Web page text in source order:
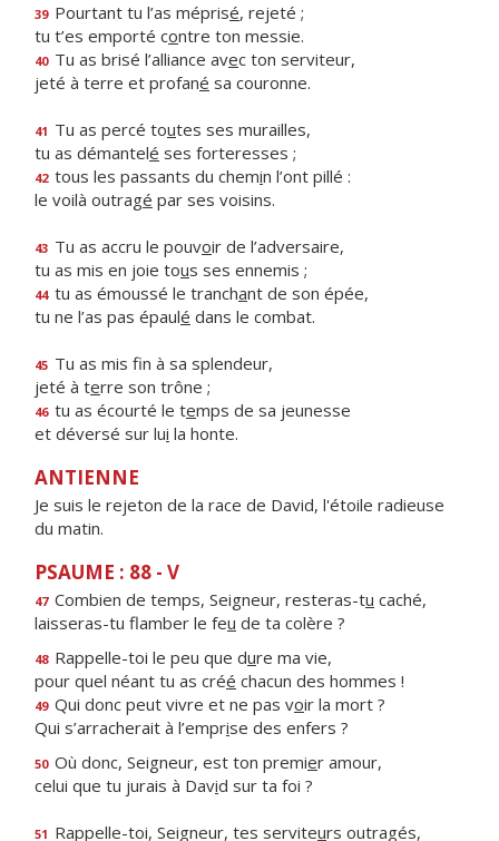
39 Pourtant tu l’as méprisé, rejeté ;
tu t’es emporté contre ton messie.
40 Tu as brisé l’alliance avec ton serviteur,
jeté à terre et profané sa couronne.
41 Tu as percé toutes ses murailles,
tu as démantelé ses forteresses ;
42 tous les passants du chemin l’ont pillé :
le voilà outragé par ses voisins.
43 Tu as accru le pouvoir de l’adversaire,
tu as mis en joie tous ses ennemis ;
44 tu as émoussé le tranchant de son épée,
tu ne l’as pas épaulé dans le combat.
45 Tu as mis fn à sa splendeur,
jeté à terre son trône ;
46 tu as écourté le temps de sa jeunesse
et déversé sur lui la honte.
ANTIENNE
Je suis le rejeton de la race de David, l'étoile radieuse
du matin.
PSAUME : 88 - V
47 Combien de temps, Seigneur, resteras-tu caché,
laisseras-tu flamber le feu de ta colère ?
48 Rappelle-toi le peu que dure ma vie,
pour quel néant tu as créé chacun des hommes !
49 Qui donc peut vivre et ne pas voir la mort ?
Qui s’arracherait à l’emprise des enfers ?
50 Où donc, Seigneur, est ton premier amour,
celui que tu jurais à David sur ta foi ?
51 Rappelle-toi, Seigneur, tes serviteurs outragés,